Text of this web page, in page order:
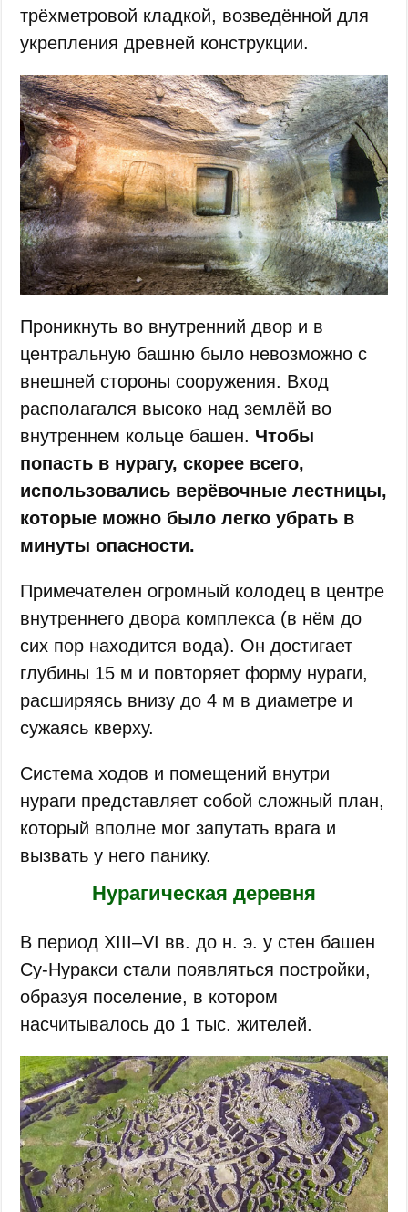
трёхметровой кладкой, возведённой для
укрепления древней конструкции.
Проникнуть во внутренний двор и в
центральную башню было невозможно с
внешней стороны сооружения. Вход
располагался высоко над землёй во
внутреннем кольце башен. Чтобы
попасть в нурагу, скорее всего,
использовались верёвочные лестницы,
которые можно было легко убрать в
минуты опасности.
Примечателен огромный колодец в центре
внутреннего двора комплекса (в нём до
сих пор находится вода). Он достигает
глубины 15 м и повторяет форму нураги,
расширяясь внизу до 4 м в диаметре и
сужаясь кверху.
Система ходов и помещений внутри
нураги представляет собой сложный план,
который вполне мог запутать врага и
вызвать у него панику.
Нурагическая деревня
В период XIII–VI вв. до н. э. у стен башен
Су-Нуракси стали появляться постройки,
образуя поселение, в котором
насчитывалось до 1 тыс. жителей.